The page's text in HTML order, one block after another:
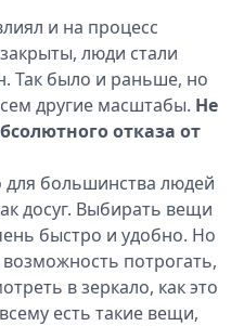
и на процесс
люди стали
Так было и раньше, но
другие масштабы. Не
отказа от
для большинства людей
досуг. Выбирать вещи
быстро и удобно. Но
потрогать,
в зеркало, как это
есть такие вещи,